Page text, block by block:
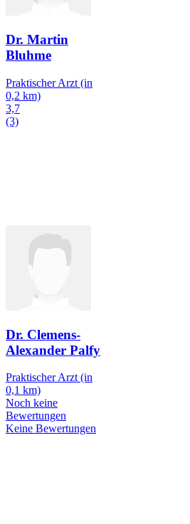
Dr. Martin
Bluhme
Praktischer Arzt (in
0,2 km)
3,7
(3)
Dr. Clemens-
Alexander Palfy
Praktischer Arzt (in
0,1 km)
Noch keine
Bewertungen
Keine Bewertungen